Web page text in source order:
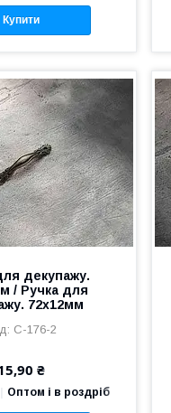
Купити
декупажу.
/ Ручка для
72х12мм
C-176-2
₴
Оптом і в роздріб